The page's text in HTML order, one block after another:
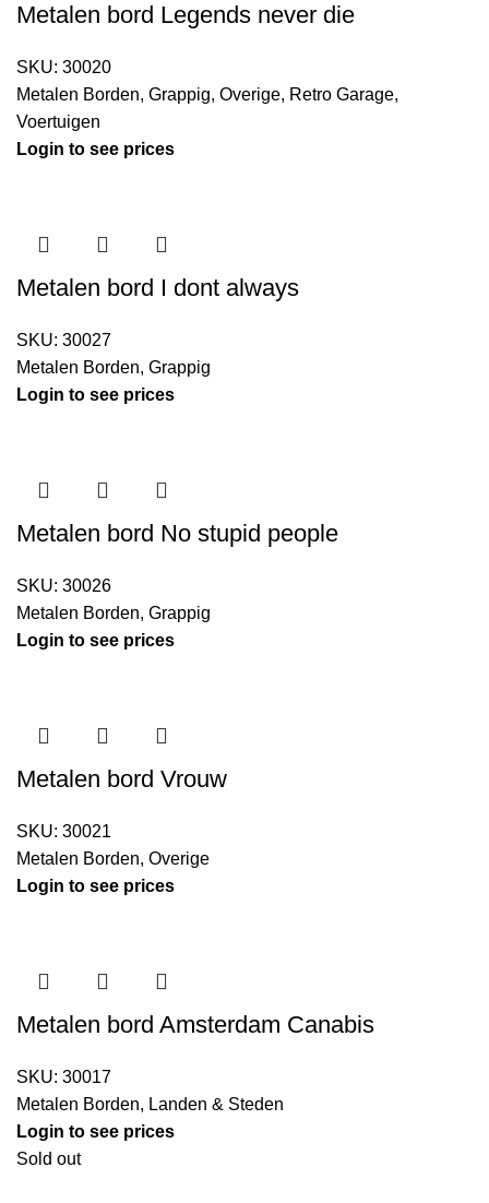
Metalen bord Legends never die
SKU: 30020
Metalen Borden, Grappig, Overige, Retro Garage,
Voertuigen
Login to see prices
Metalen bord I dont always
SKU: 30027
Metalen Borden, Grappig
Login to see prices
Metalen bord No stupid people
SKU: 30026
Metalen Borden, Grappig
Login to see prices
Metalen bord Vrouw
SKU: 30021
Metalen Borden, Overige
Login to see prices
Metalen bord Amsterdam Canabis
SKU: 30017
Metalen Borden, Landen & Steden
Login to see prices
Sold out